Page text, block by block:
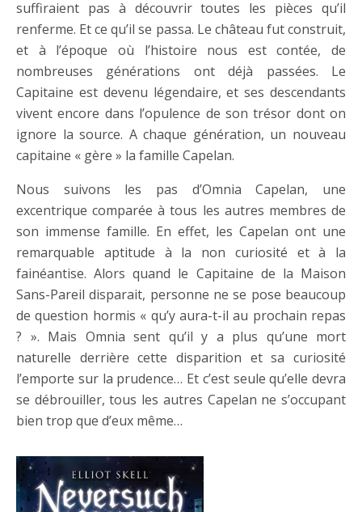
suffiraient pas à découvrir toutes les pièces qu’il
renferme. Et ce qu’il se passa. Le château fut construit,
et à l’époque où l’histoire nous est contée, de
nombreuses générations ont déjà passées. Le
Capitaine est devenu légendaire, et ses descendants
vivent encore dans l’opulence de son trésor dont on
ignore la source. A chaque génération, un nouveau
capitaine « gère » la famille Capelan.
Nous suivons les pas d’Omnia Capelan, une
excentrique comparée à tous les autres membres de
son immense famille. En effet, les Capelan ont une
remarquable aptitude à la non curiosité et à la
fainéantise. Alors quand le Capitaine de la Maison
Sans-Pareil disparait, personne ne se pose beaucoup
de question hormis « qu’y aura-t-il au prochain repas
? ». Mais Omnia sent qu’il y a plus qu’une mort
naturelle derrière cette disparition et sa curiosité
l’emporte sur la prudence… Et c’est seule qu’elle devra
se débrouiller, tous les autres Capelan ne s’occupant
bien trop que d’eux même…